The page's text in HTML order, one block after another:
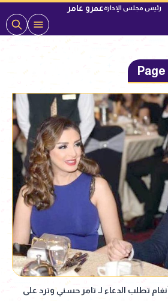
رئيس مجلس الإدارةعمرو عامر
تطلب الدعاء لـ تامر حسني وترد على